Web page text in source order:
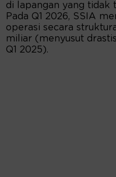
di lapangan yang tidak
Pada Q1 2026, SSIA
operasi secara
miliar (menyusut
Q1 2025).